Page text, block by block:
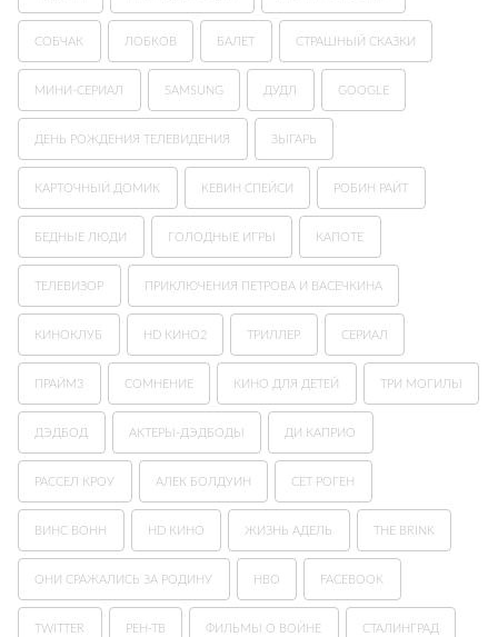
СОБЧАК ЛОБКОВ БАЛЕТ СТРАШНЫЙ СКАЗКИ
МИНИ-СЕРИАЛ SAMSUNG ДУДЛ GOOGLE
ДЕНЬ РОЖДЕНИЯ ТЕЛЕВИДЕНИЯ ЗЫГАРЬ
КАРТОЧНЫЙ ДОМИК КЕВИН СПЕЙСИ РОБИН РАЙТ
БЕДНЫЕ ЛЮДИ ГОЛОДНЫЕ ИГРЫ КАПОТЕ
ТЕЛЕВИЗОР ПРИКЛЮЧЕНИЯ ПЕТРОВА И ВАСЕЧКИНА
КИНОКЛУБ HD КИНО2 ТРИЛЛЕР СЕРИАЛ
ПРАЙМ3 СОМНЕНИЕ КИНО ДЛЯ ДЕТЕЙ ТРИ МОГИЛЫ
ДЭДБОД АКТЕРЫ-ДЭДБОДЫ ДИ КАПРИО
РАССЕЛ КРОУ АЛЕК БОЛДУИН СЕТ РОГЕН
ВИНС ВОНН HD КИНО ЖИЗНЬ АДЕЛЬ THE BRINK
ОНИ СРАЖАЛИСЬ ЗА РОДИНУ HBO FACEBOOK
TWITTER РЕН-ТВ ФИЛЬМЫ О ВОЙНЕ СТАЛИНГРАД